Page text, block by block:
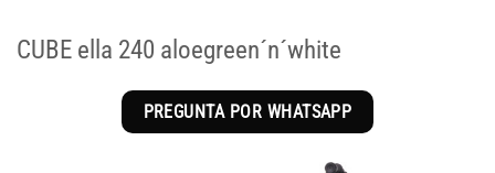
CUBE ella 240 aloegreen´n´white
PREGUNTA POR WHATSAPP